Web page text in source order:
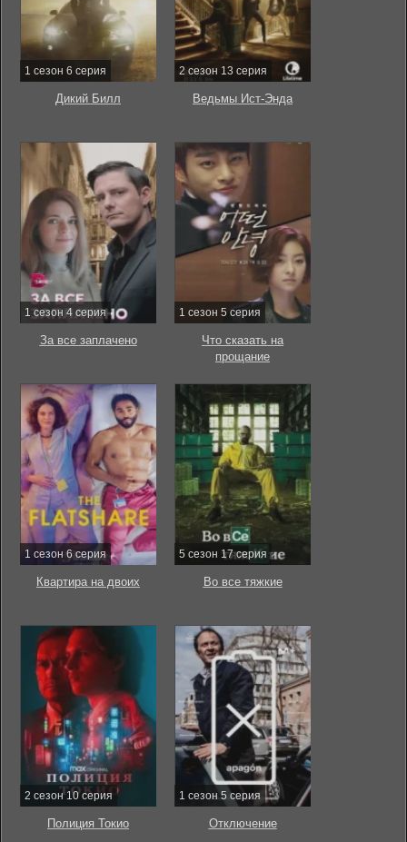
1 сезон 6 серия
Дикий Билл
2 сезон 13 серия
Ведьмы Ист-Энда
1 сезон 4 серия
За все заплачено
1 сезон 5 серия
Что сказать на
прощание
1 сезон 6 серия
Квартира на двоих
5 сезон 17 серия
Во все тяжкие
2 сезон 10 серия
Полиция Токио
1 сезон 5 серия
Отключение